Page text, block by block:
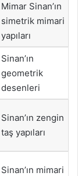
Mimar Sinan’ın
simetrik mimari
yapıları
Sinan’ın
geometrik
desenleri
Sinan’ın zengin
taş yapıları
Sinan’ın mimari